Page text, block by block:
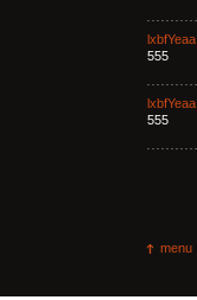
lxbfYeaa
555
lxbfYeaa
555
menu